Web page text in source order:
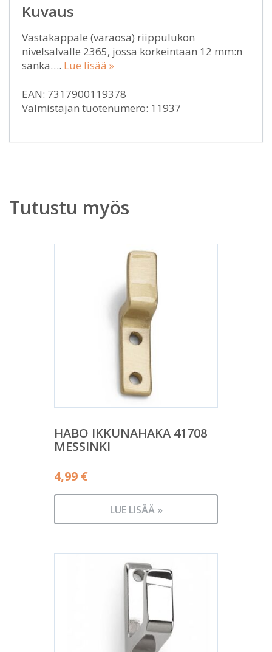
Kuvaus
Vastakappale (varaosa) riippulukon
nivelsalvalle 2365, jossa korkeintaan 12 mm:n
sanka…. Lue lisää »
EAN: 7317900119378
Valmistajan tuotenumero: 11937
Tutustu myös
HABO IKKUNAHAKA 41708
MESSINKI
4,99 €
LUE LISÄÄ »